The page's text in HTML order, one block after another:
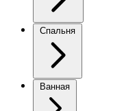
Спальня
Ванная